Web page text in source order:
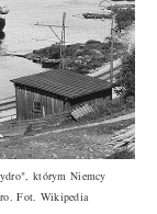
którym Niemcy
Fot. Wikipedia